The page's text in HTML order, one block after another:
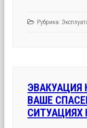
Рубрика:
ЭВАКУАЦИЯ
ВАШЕ
СИТУАЦИЯХ